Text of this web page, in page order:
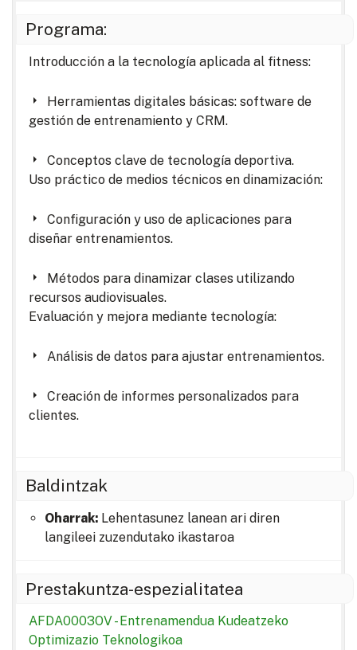
Programa:
Introducción a la tecnología aplicada al fitness:
Herramientas digitales básicas: software de
gestión de entrenamiento y CRM.
Conceptos clave de tecnología deportiva.
Uso práctico de medios técnicos en dinamización:
Configuración y uso de aplicaciones para
diseñar entrenamientos.
Métodos para dinamizar clases utilizando
recursos audiovisuales.
Evaluación y mejora mediante tecnología:
Análisis de datos para ajustar entrenamientos.
Creación de informes personalizados para
clientes.
Baldintzak
Oharrak: Lehentasunez lanean ari diren
langileei zuzendutako ikastaroa
Prestakuntza-espezialitatea
AFDA0003OV - Entrenamendua Kudeatzeko
Optimizazio Teknologikoa